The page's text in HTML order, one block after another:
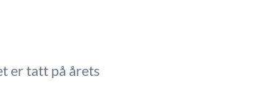
er tatt på årets